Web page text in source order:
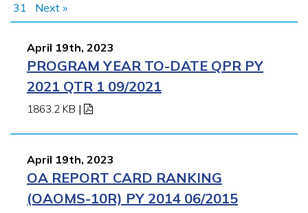
31
Next »
April 19th, 2023
PROGRAM YEAR TO-DATE QPR PY
2021 QTR 1 09/2021
1863.2 KB |
April 19th, 2023
OA REPORT CARD RANKING
(OAOMS-10R) PY 2014 06/2015